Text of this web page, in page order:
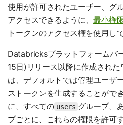
使用が許可されたユーザー、グ
アクセスできるように、 最小権
トークンのアクセス権を使用し
Databricksプラットフォームバ
15日)リリース以降に作成され
は、デフォルトでは管理ユーザ
ストークンを生成することがで
に、すべての users グループ、
プごとに、これらの権限を許可